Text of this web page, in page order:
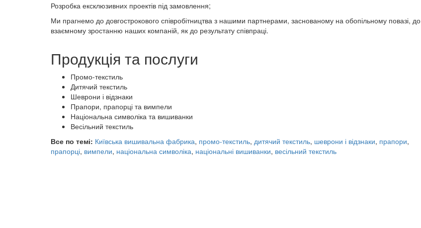
Розробка ексклюзивних проектів під замовлення;
Ми прагнемо до довгострокового співробітництва з нашими партнерами, заснованому на обопільному повазі, до
взаємному зростанню наших компаній, як до результату співпраці.
Продукція та послуги
Промо-текстиль
Дитячий текстиль
Шеврони і відзнаки
Прапори, прапорці та вимпели
Національна символіка та вишиванки
Весільний текстиль
Все по темі: Київська вишивальна фабрика, промо-текстиль, дитячий текстиль, шеврони і відзнаки, прапори,
прапорці, вимпели, національна символіка, національні вишиванки, весільний текстиль